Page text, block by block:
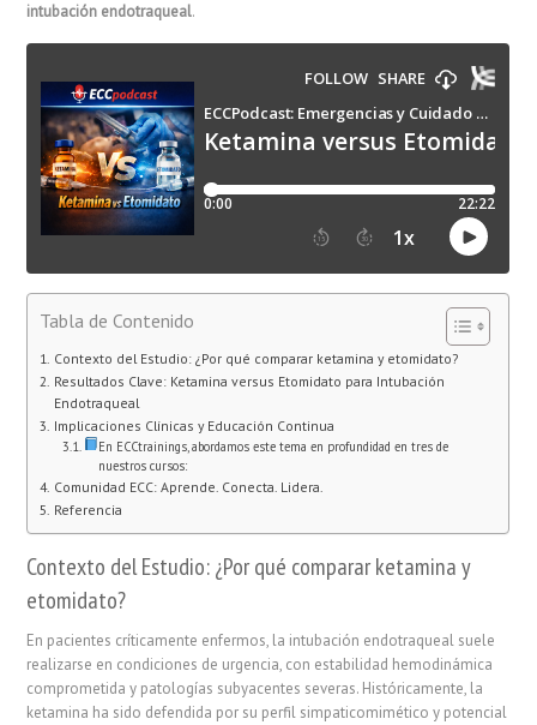
intubación endotraqueal.
Tabla de Contenido
Contexto del Estudio: ¿Por qué comparar ketamina y etomidato?
Resultados Clave: Ketamina versus Etomidato para Intubación
Endotraqueal
Implicaciones Clínicas y Educación Continua
En ECCtrainings, abordamos este tema en profundidad en tres de
nuestros cursos:
Comunidad ECC: Aprende. Conecta. Lidera.
Referencia
Contexto del Estudio: ¿Por qué comparar ketamina y
etomidato?
En pacientes críticamente enfermos, la intubación endotraqueal suele
realizarse en condiciones de urgencia, con estabilidad hemodinámica
comprometida y patologías subyacentes severas. Históricamente, la
ketamina ha sido defendida por su perfil simpaticomimético y potencial